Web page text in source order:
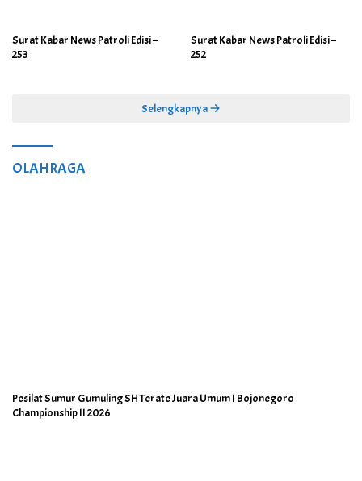
Surat Kabar News Patroli Edisi –
253
Surat Kabar News Patroli Edisi –
252
Selengkapnya
OLAHRAGA
Pesilat Sumur Gumuling SH Terate Juara Umum I Bojonegoro
Championship II 2026